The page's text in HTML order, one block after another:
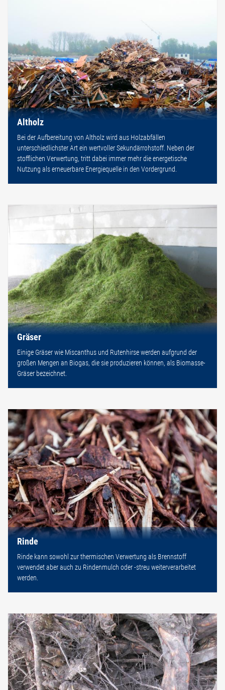
Altholz
Bei der Aufbereitung von Altholz wird aus Holzabfällen
unterschiedlichster Art ein wertvoller Sekundärrohstoff. Neben der
stofflichen Verwertung, tritt dabei immer mehr die energetische
Nutzung als erneuerbare Energiequelle in den Vordergrund.
Gräser
Einige Gräser wie Miscanthus und Rutenhirse werden aufgrund der
großen Mengen an Biogas, die sie produzieren können, als Biomasse-
Gräser bezeichnet.
Rinde
Rinde kann sowohl zur thermischen Verwertung als Brennstoff
verwendet aber auch zu Rindenmulch oder -streu weiterverarbeitet
werden.